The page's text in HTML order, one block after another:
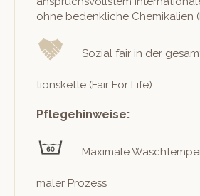
ohne beden­kliche Chemikalien
Sozial fair in der
tions­kette (Fair For Life)
Pflegehinweise:
Max­i­male
maler Prozess